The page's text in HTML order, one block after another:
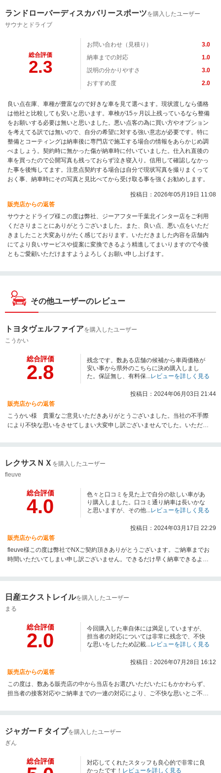
ランドローバーディスカバリースポーツを購入したユーザー
サウナとドライブ
総合評価
2.3
お問い合わせ（見積り）
3.0
納車までの対応
1.0
説明の分かりやすさ
3.0
おすすめ度
2.0
良い点在庫、車種が豊富なので好きな車を見て選べます。現状渡しなら価格
は他社と比較しても安いと思います。車検が15ヶ月以上残っているなら整備
をお願いする必要は無いと思いました。悪い点客の為に買い方やオプション
を考えてる訳では無いので、自分の希望に対する強い意志が必要です。特に
整備とコーティングは納車後に専門店で施工する場合の情報をあらかじめ調
べましょう。契約時に無かった傷が納車時に付いていました。仕入れ直後の
車を買ったので公開写真も残っておらず泣き寝入り。信用して確認しなかっ
た事を後悔してます。注意点契約する場合は自分で現状写真を撮りまくって
おく事、納車時にその写真と見比べてから受け取る事を強くお勧めします。
投稿日：2026年05月19日 11:08
販売店からの返答
サウナとドライブ様この度は弊社、ジーアフター千葉北インター店をご利用
くださりまことにありがとうございました。また、良い点、悪い点をいただ
きましたこと大変ありがたく感じております。いただきました内容を店舗内
にてより良いサービスや提案に変換できるよう精進してまいりますので今後
ともご愛顧いただけますようよろしくお願い申し上げます。
その他ユーザーのレビュー
トヨタヴェルファイアを購入したユーザー
こうかい
総合評価
2.8
残念です。数ある店舗の候補から車両価格が
安い事から県外のこちらに決め購入しまし
た。保証無し、有料保...レビューを詳しく見る
投稿日：2024年06月03日 21:44
販売店からの返答
こうかい様 貴重なご意見いただきありがとうございました。当社の不手際
により不快な思いをさせてしまい大変申し訳ございませんでした。いただい
いります。この度はご迷惑をお掛けしてしまい誠に申し訳ございませんでし
レクサスＮＸ を購入したユーザー
fleuve
総合評価
4.0
色々と口コミを見た上で自分の欲しい車があ
り購入しました。口コミ通り納車は長いかな
と思いますが、その他...レビューを詳しく見る
投稿日：2024年03月17日 22:29
販売店からの返答
fleuve様この度は弊社でNXご契約頂きありがとうございます。ご納車までお
時間いただいてしまい申し訳ございません。できるだけ早く納車できるよう
す。
日産エクストレイルを購入したユーザー
まる
総合評価
2.0
今回購入した車自体には満足していますが、
担当者の対応については非常に残念で、不快
な思いをしたため記載...レビューを詳しく見る
投稿日：2026年07月28日 16:12
販売店からの返答
この度は、数ある販売店の中から当店をお選びいただいたにもかかわらず、
担当者の接客対応やご納車までの一連の対応により、ご不快な思いとご不安
内方法、接客時の姿勢や言動、ご契約後のご説明やご連絡、ご納車日の調
るまで、お客様からいただいたご指摘を真摯に受け止めております。本来で
あれば、お客様に安心してご納車の日を迎えていただくべきところ、このよ
はご満足いただけたにもかかわらず、私どもの対応によってそのお気持ちを
損ねてしまいましたことを大変残念に思っております。いただいたご意見は
ジャガーＦタイプを購入したユーザー
ぎん
総合評価
対応してくれたスタッフも良心的で非常に良
かったです！ レビューを詳しく見る